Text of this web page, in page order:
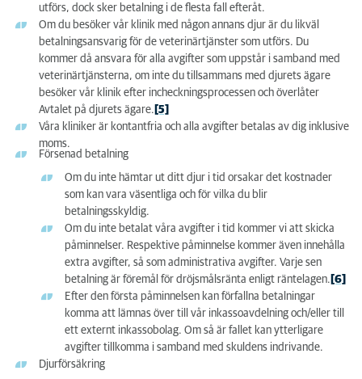
utförs, dock sker betalning i de flesta fall efteråt.
Om du besöker vår klinik med någon annans djur är du likväl
betalningsansvarig för de veterinärtjänster som utförs. Du
kommer då ansvara för alla avgifter som uppstår i samband med
veterinärtjänsterna, om inte du tillsammans med djurets ägare
besöker vår klinik efter incheckningsprocessen och överlåter
Avtalet på djurets ägare. [5]
Våra kliniker är kontantfria och alla avgifter betalas av dig inklusive
moms.
Försenad betalning
Om du inte hämtar ut ditt djur i tid orsakar det kostnader
som kan vara väsentliga och för vilka du blir
betalningsskyldig.
Om du inte betalat våra avgifter i tid kommer vi att skicka
påminnelser. Respektive påminnelse kommer även innehålla
extra avgifter, så som administrativa avgifter. Varje sen
betalning är föremål för dröjsmålsränta enligt räntelagen. [6]
Efter den första påminnelsen kan förfallna betalningar
komma att lämnas över till vår inkassoavdelning och/eller till
ett externt inkassobolag. Om så är fallet kan ytterligare
avgifter tillkomma i samband med skuldens indrivande.
Djurförsäkring